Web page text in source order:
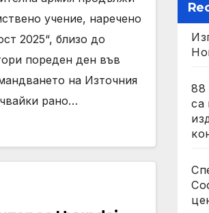
учение, наречено
2025“, близо до
пореден ден във
на Източния
рано…
88
са